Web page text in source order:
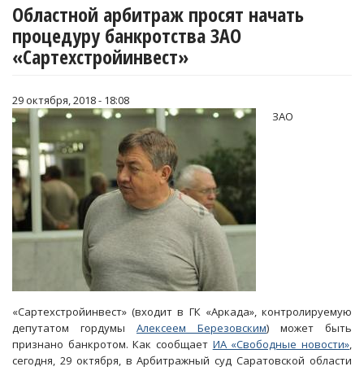
Областной арбитраж просят начать
процедуру банкротства ЗАО
«Сартехстройинвест»
29 октября, 2018 - 18:08
ЗАО
«Сартехстройинвест» (входит в ГК «Аркада», контролируемую
депутатом гордумы Алексеем Березовским) может быть
признано банкротом. Как сообщает ИА «Свободные новости»,
сегодня, 29 октября, в Арбитражный суд Саратовской области